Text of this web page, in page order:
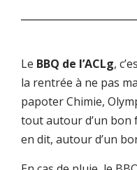
Le BBQ de l’ACLg,
la rentrée à ne pas
papoter Chimie,
tout autour d’un bon
en dit, autour d’un